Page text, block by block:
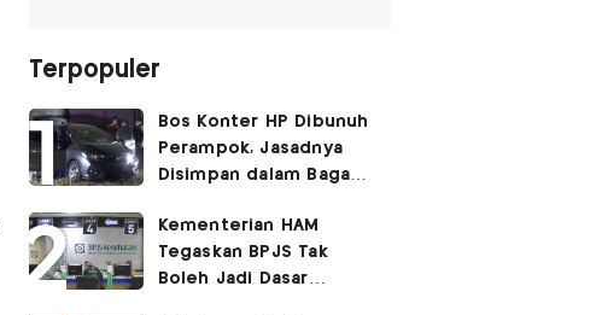
Terpopuler
Bos Konter HP Dibunuh
Perampok, Jasadnya
Disimpan dalam Bagasi
Kementerian HAM
Tegaskan BPJS Tak
Boleh Jadi Dasar